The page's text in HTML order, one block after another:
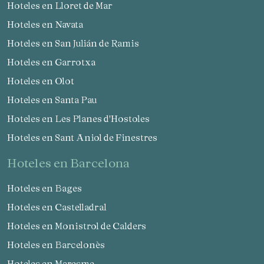
Hoteles en Lloret de Mar
Hoteles en Navata
Hoteles en San Julián de Ramis
Hoteles en Garrotxa
Hoteles en Olot
Hoteles en Santa Pau
Hoteles en Les Planes d'Hostoles
Hoteles en Sant Aniol de Finestres
hoteles en Barcelona
Hoteles en Bages
Hoteles en Castelladral
Hoteles en Monistrol de Calders
Hoteles en Barcelonès